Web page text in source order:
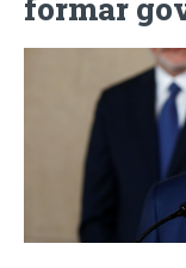
formar